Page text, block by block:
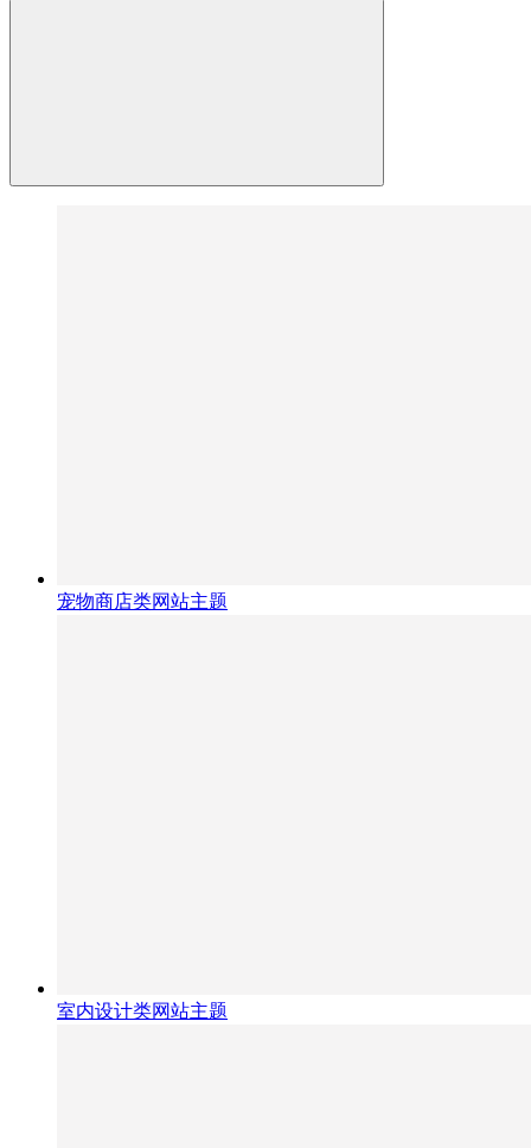
宠物商店类网站主题
室内设计类网站主题